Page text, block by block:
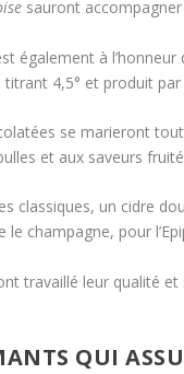
sauront
également à l’honneur
4,5° et produit
se marieront
et aux saveurs
classiques, un cidre
le champagne, pour
travaillé leur qualité
QUI